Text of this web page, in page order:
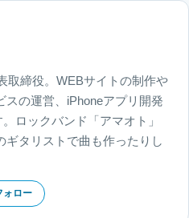
取締役。WEBサイトの制作や
スの運営、iPhoneアプリ開発
ロックバンド「アマオト」
ギタリストで曲も作ったりし
ォロー